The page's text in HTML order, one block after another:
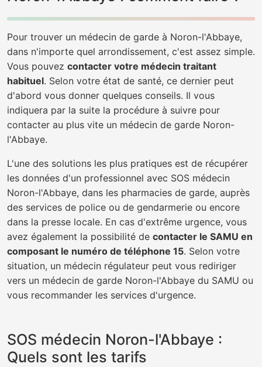
Pour trouver un médecin de garde à Noron-l'Abbaye,
dans n'importe quel arrondissement, c'est assez simple.
Vous pouvez contacter votre médecin traitant
habituel. Selon votre état de santé, ce dernier peut
d'abord vous donner quelques conseils. Il vous
indiquera par la suite la procédure à suivre pour
contacter au plus vite un médecin de garde Noron-
l'Abbaye.
L'une des solutions les plus pratiques est de récupérer
les données d'un professionnel avec SOS médecin
Noron-l'Abbaye, dans les pharmacies de garde, auprès
des services de police ou de gendarmerie ou encore
dans la presse locale. En cas d'extrême urgence, vous
avez également la possibilité de contacter le SAMU en
composant le numéro de téléphone 15. Selon votre
situation, un médecin régulateur peut vous rediriger
vers un médecin de garde Noron-l'Abbaye du SAMU ou
vous recommander les services d'urgence.
SOS médecin Noron-l'Abbaye :
Quels sont les tarifs